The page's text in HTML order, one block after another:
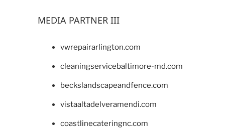
MEDIA PARTNER III
vwrepairarlington.com
cleaningservicebaltimore-md.com
beckslandscapeandfence.com
vistaaltadelveramendi.com
coastlinecateringnc.com